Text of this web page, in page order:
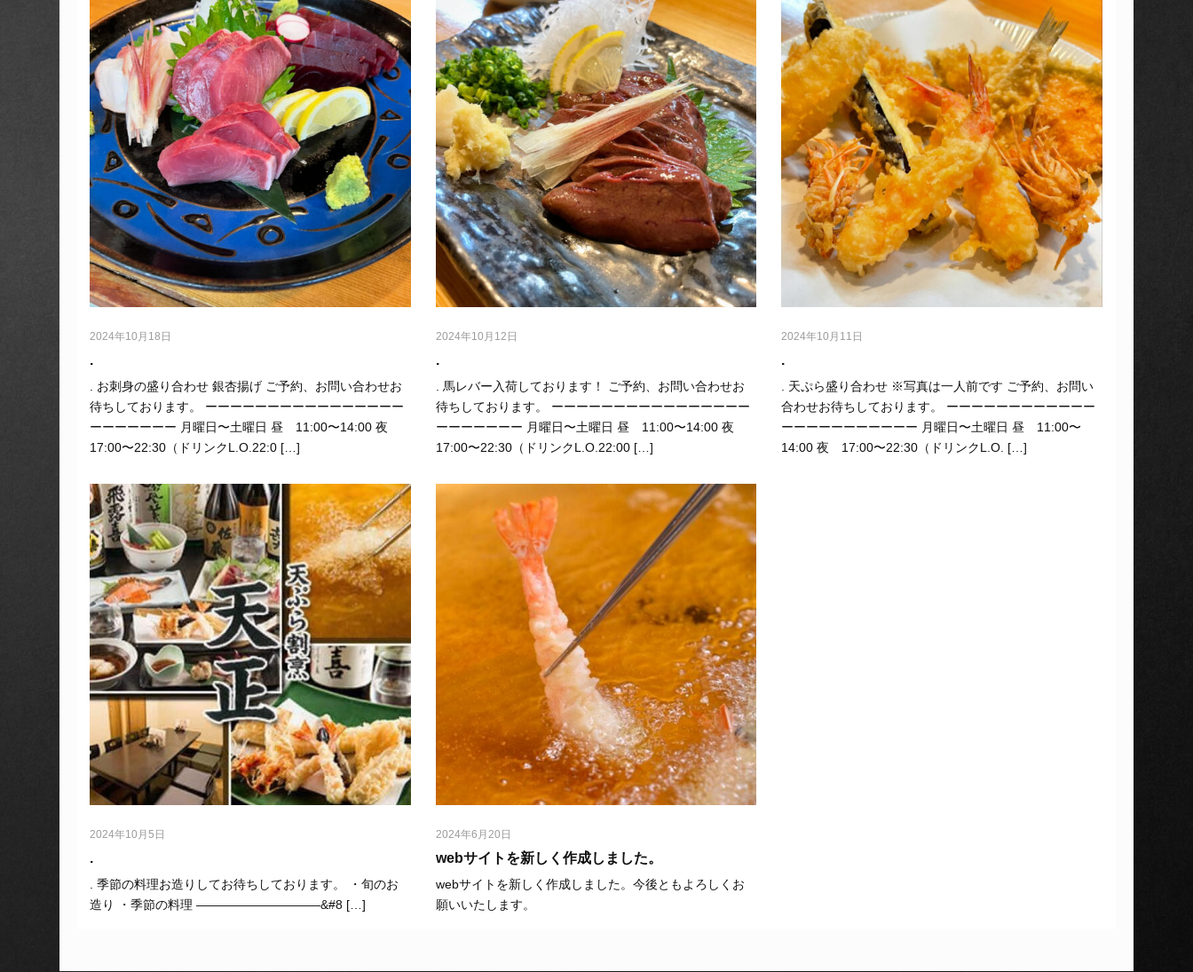
2024年10月18日
.
. お刺身の盛り合わせ 銀杏揚げ ご予約、お問い合わせお
待ちしております。 ーーーーーーーーーーーーーーーー
ーーーーーーー 月曜日〜土曜日 昼 11:00〜14:00 夜
17:00〜22:30（ドリンクL.O.22:0 […]
2024年10月12日
.
. 馬レバー入荷しております！ ご予約、お問い合わせお
待ちしております。 ーーーーーーーーーーーーーーーー
ーーーーーーー 月曜日〜土曜日 昼 11:00〜14:00 夜
17:00〜22:30（ドリンクL.O.22:00 […]
2024年10月11日
.
. 天ぷら盛り合わせ ※写真は一人前です ご予約、お問い
合わせお待ちしております。 ーーーーーーーーーーーー
ーーーーーーーーーーー 月曜日〜土曜日 昼 11:00〜
14:00 夜 17:00〜22:30（ドリンクL.O. […]
2024年10月5日
.
. 季節の料理お造りしてお待ちしております。 ・旬のお
造り ・季節の料理 ——————————&#8 […]
2024年6月20日
webサイトを新しく作成しました。
webサイトを新しく作成しました。今後ともよろしくお
願いいたします。